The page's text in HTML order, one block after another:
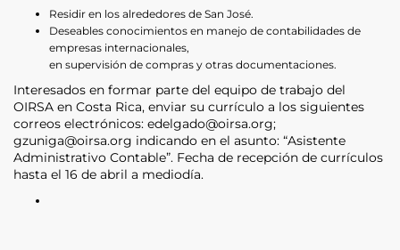
Residir en los alrededores de San José.
Deseables conocimientos en manejo de contabilidades de
empresas internacionales,
en supervisión de compras y otras documentaciones.
Interesados en formar parte del equipo de trabajo del
OIRSA en Costa Rica, enviar su currículo a los siguientes
correos electrónicos: edelgado@oirsa.org;
gzuniga@oirsa.org indicando en el asunto: “Asistente
Administrativo Contable”. Fecha de recepción de currículos
hasta el 16 de abril a mediodía.